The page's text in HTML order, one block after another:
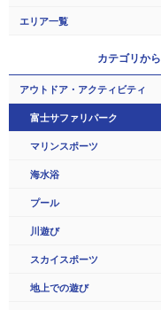
エリア一覧
カテゴリから
アウトドア・アクティビティ
富士サファリパーク
マリンスポーツ
海水浴
プール
川遊び
スカイスポーツ
地上での遊び